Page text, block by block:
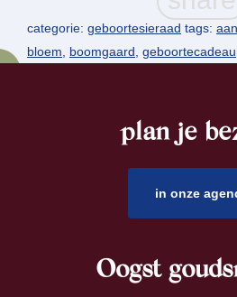
categorie: geboortesieraad tags:
bloem
boomgaard geboortecadeau
plan je
in onze
Oogst